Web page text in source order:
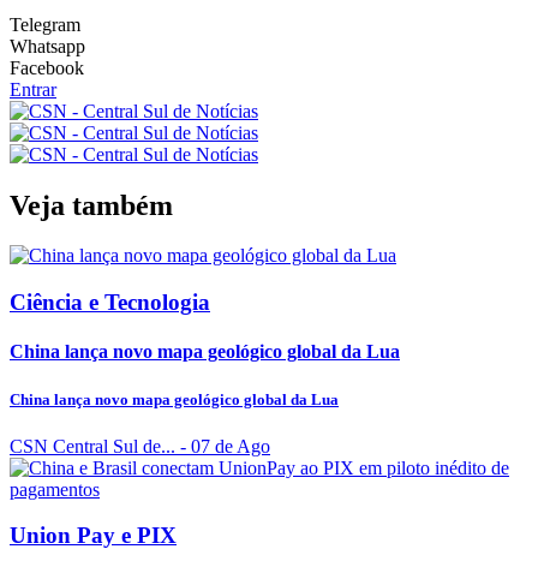
Telegram
Whatsapp
Facebook
Entrar
Veja também
Ciência e Tecnologia
China lança novo mapa geológico global da Lua
China lança novo mapa geológico global da Lua
CSN Central Sul de... - 07 de Ago
Union Pay e PIX